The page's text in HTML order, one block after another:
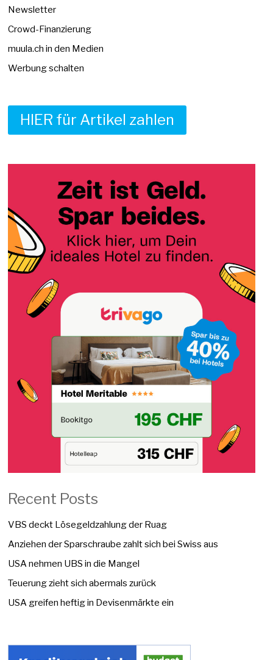
Newsletter
Crowd-Finanzierung
muula.ch in den Medien
Werbung schalten
HIER für Artikel zahlen
Recent Posts
VBS deckt Lösegeldzahlung der Ruag
Anziehen der Sparschraube zahlt sich bei Swiss aus
USA nehmen UBS in die Mangel
Teuerung zieht sich abermals zurück
USA greifen heftig in Devisenmärkte ein